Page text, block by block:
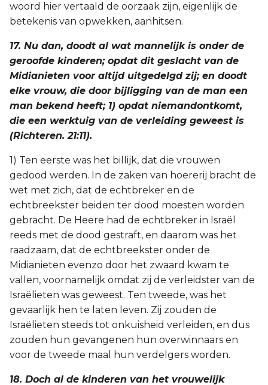
woord hier vertaald de oorzaak zijn, eigenlijk de
betekenis van opwekken, aanhitsen.
17. Nu dan, doodt al wat mannelijk is onder de
geroofde kinderen; opdat dit geslacht van de
Midianieten voor altijd uitgedelgd zij; en doodt
elke vrouw, die door bijligging van de man een
man bekend heeft; 1) opdat niemandontkomt,
die een werktuig van de verleiding geweest is
(Richteren. 21:11).
1) Ten eerste was het billijk, dat die vrouwen
gedood werden. In de zaken van hoererij bracht de
wet met zich, dat de echtbreker en de
echtbreekster beiden ter dood moesten worden
gebracht. De Heere had de echtbreker in Israël
reeds met de dood gestraft, en daarom was het
raadzaam, dat de echtbreekster onder de
Midianieten evenzo door het zwaard kwam te
vallen, voornamelijk omdat zij de verleidster van de
Israëlieten was geweest. Ten tweede, was het
gevaarlijk hen te laten leven. Zij zouden de
Israëlieten steeds tot onkuisheid verleiden, en dus
zouden hun gevangenen hun overwinnaars en
voor de tweede maal hun verdelgers worden.
18. Doch al de kinderen van het vrouwelijk